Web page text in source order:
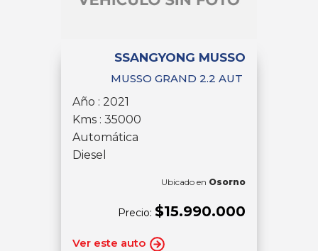
SSANGYONG MUSSO
MUSSO GRAND 2.2 AUT
Año : 2021
Kms : 35000
Automática
Diesel
Ubicado en Osorno
Precio: $15.990.000
Ver este auto